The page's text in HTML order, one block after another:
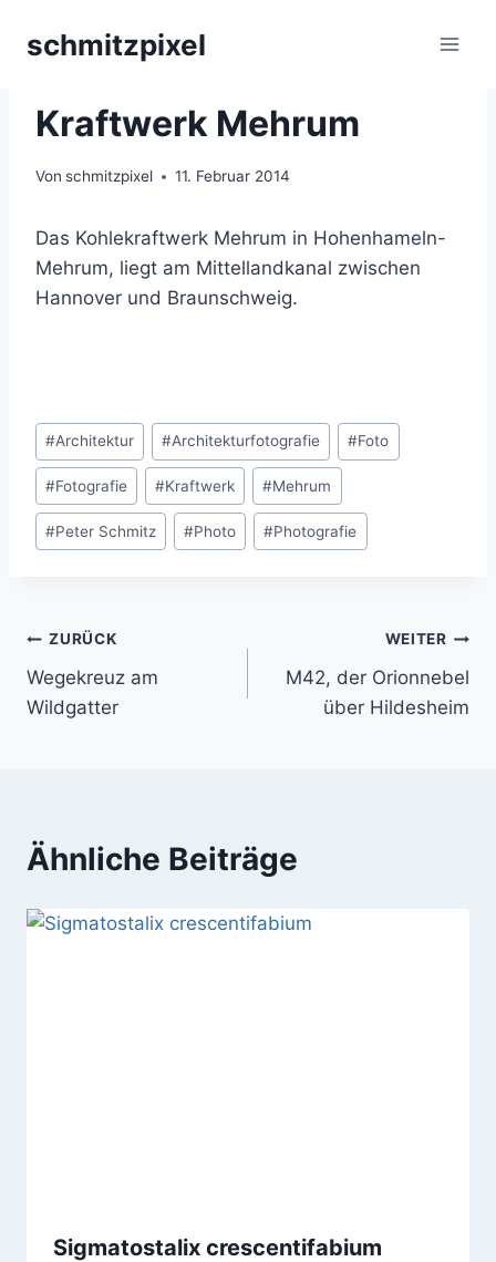
Inhaltschmitzpixel
Kraftwerk Mehrum
Von schmitzpixel 11. Februar 2014
Das Kohlekraftwerk Mehrum in Hohenhameln-
Mehrum, liegt am Mittellandkanal zwischen
Hannover und Braunschweig.
Schlagworte:
#Architektur #Architekturfotografie #Foto
#Fotografie #Kraftwerk #Mehrum
#Peter Schmitz #Photo #Photografie
Beitragsnavigation
ZURÜCK
Wegekreuz am
Wildgatter
WEITER
M42, der Orionnebel
über Hildesheim
Ähnliche Beiträge
Sigmatostalix crescentifabium